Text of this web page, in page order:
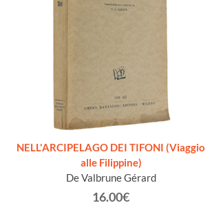
NELL'ARCIPELAGO DEI TIFONI (Viaggio
alle Filippine)
De Valbrune Gérard
16.00€